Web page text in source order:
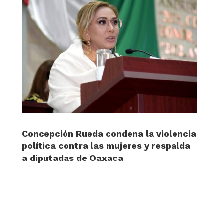
Concepción Rueda condena la violencia
política contra las mujeres y respalda
a diputadas de Oaxaca